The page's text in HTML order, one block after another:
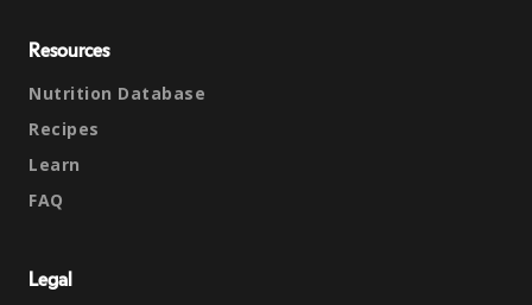
Resources
Nutrition Database
Recipes
Learn
FAQ
Legal